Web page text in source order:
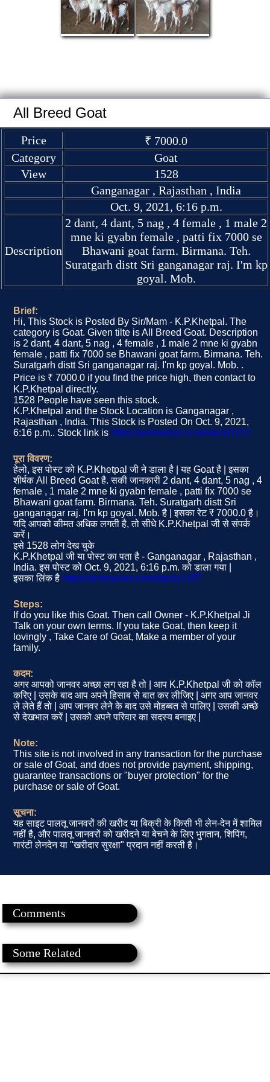
All Breed Goat
Price
₹ 7000.0
Category
Goat
View
1528
Ganganagar , Rajasthan , India
Oct. 9, 2021, 6:16 p.m.
Description
2 dant, 4 dant, 5 nag , 4 female , 1 male 2
mne ki gyabn female , patti fix 7000 se
Bhawani goat farm. Birmana. Teh.
Suratgarh distt Sri ganganagar raj. I'm kp
goyal. Mob.
Brief:
Hi, This Stock is Posted By Sir/Mam - K.P.Khetpal. The
category is Goat. Given tilte is All Breed Goat. Description
is 2 dant, 4 dant, 5 nag , 4 female , 1 male 2 mne ki gyabn
female , patti fix 7000 se Bhawani goat farm. Birmana. Teh.
Suratgarh distt Sri ganganagar raj. I'm kp goyal. Mob. .
Price is ₹ 7000.0 if you find the price high, then contact to
K.P.Khetpal directly.
1528 People have seen this stock.
K.P.Khetpal and the Stock Location is Ganganagar ,
Rajasthan , India. This Stock is Posted On Oct. 9, 2021,
6:16 p.m.. Stock link is https://animalsss.com/stock/1157
पूरा विवरण:
हेलो, इस पोस्ट को K.P.Khetpal जी ने डाला है | यह Goat है | इसका
शीर्षक All Breed Goat है. सकी जानकारी 2 dant, 4 dant, 5 nag , 4
female , 1 male 2 mne ki gyabn female , patti fix 7000 se
Bhawani goat farm. Birmana. Teh. Suratgarh distt Sri
ganganagar raj. I'm kp goyal. Mob. है | इसका रेट ₹ 7000.0 है।
यदि आपको कीमत अधिक लगती है, तो सीधे K.P.Khetpal जी से संपर्क
करें।
इसे 1528 लोग देख चुके
K.P.Khetpal जी या पोस्ट का पता है - Ganganagar , Rajasthan ,
India. इस पोस्ट को Oct. 9, 2021, 6:16 p.m. को डाला गया |
इसका लिंक है https://animalsss.com/stock/1157
Steps:
If do you like this Goat. Then call Owner - K.P.Khetpal Ji
Talk on your own terms. If you take Goat, then keep it
lovingly , Take Care of Goat, Make a member of your
family.
कदम:
अगर आपको जानवर अच्छा लग रहा है तो | आप K.P.Khetpal जी को कॉल
करिए | उसके बाद आप अपने हिसाब से बात कर लीजिए | अगर आप जानवर
ले लेते हैं तो | आप जानवर लेने के बाद उसे मोहब्बत से पालिए | उसकी अच्छे
से देखभाल करें | उसको अपने परिवार का सदस्य बनाइए |
Note:
This site is not involved in any transaction for the purchase
or sale of Goat, and does not provide payment, shipping,
guarantee transactions or "buyer protection" for the
purchase or sale of Goat.
सूचना:
यह साइट पालतू जानवरों की खरीद या बिक्री के किसी भी लेन-देन में शामिल
नहीं है, और पालतू जानवरों को खरीदने या बेचने के लिए भुगतान, शिपिंग,
गारंटी लेनदेन या "खरीदार सुरक्षा" प्रदान नहीं करती है।
Comments
Some Related